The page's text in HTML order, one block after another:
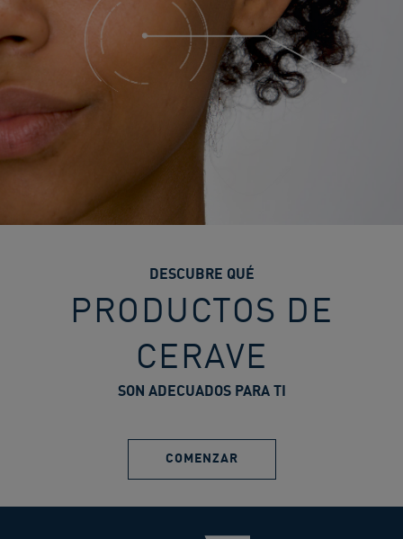
DESCUBRE QUÉ
PRODUCTOS DE
CERAVE
SON ADECUADOS PARA TI
COMENZAR